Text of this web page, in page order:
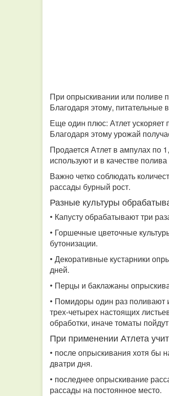
При опрыскивании или поливе
Благодаря этому, питательные
Еще один плюс: Атлет ускоряет
Благодаря этому урожай
Продается Атлет в ампулах по
используют и в качестве
Важно четко соблюдать
рассады бурный рост.
Разные культуры
• Капусту обрабатывают три
• Горшечные цветочные
бутонизации.
• Декоративные кустарники
дней.
• Перцы и баклажаны
• Помидоры один раз поливают
трех-четырех настоящих
обработки, иначе томаты
При применении Атлета
• после опрыскивания хотя бы
дватри дня.
• последнее опрыскивание
рассады на постоянное место.